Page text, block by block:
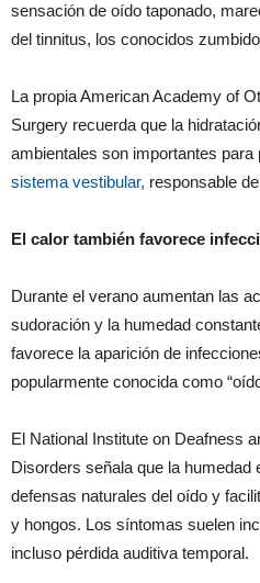
sensación de oído taponado,
del tinnitus, los conocidos
La propia American Academy of
Surgery recuerda que la
ambientales son importantes
sistema vestibular, responsable
El calor también favorece
Durante el verano aumentan las
sudoración y la humedad
favorece la aparición de
popularmente conocida como
El National Institute on Deafness
Disorders señala que la humedad
defensas naturales del oído y
y hongos. Los síntomas suelen
incluso pérdida auditiva temporal.